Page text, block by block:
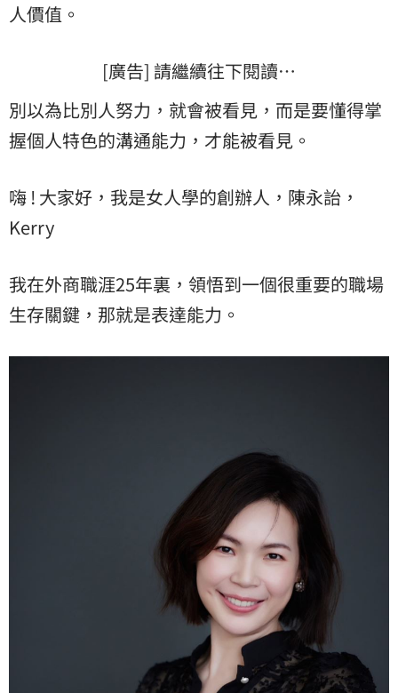
人價值。
[廣告] 請繼續往下閱讀…
別以為比別人努力，就會被看見，而是要懂得掌
握個人特色的溝通能力，才能被看見。
嗨 ! 大家好，我是女人學的創辦人，陳永詒，
Kerry
我在外商職涯25年裏，領悟到一個很重要的職場
生存關鍵，那就是表達能力。